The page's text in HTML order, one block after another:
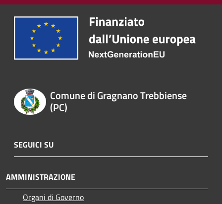
Comune di Gragnano Trebbiense
(PC)
SEGUICI SU
AMMINISTRAZIONE
Organi di Governo